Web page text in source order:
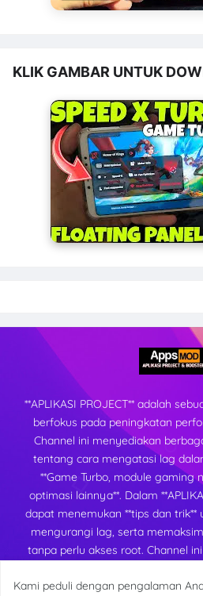
KLIK GAMBAR UNTUK
**APLIKASI PROJECT** adalah
berfokus pada peningkatan
Channel ini menyediakan
tentang cara mengatasi lag
**Game Turbo, module gaming
optimasi lainnya**. Dalam
dapat menemukan **tips dan trik**
mengurangi lag, serta
tanpa perlu akses root. Channel
dan stabil di berbagai
Kami peduli dengan pengalaman